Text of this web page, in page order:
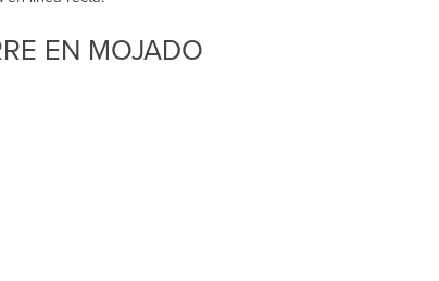
EN MOJADO